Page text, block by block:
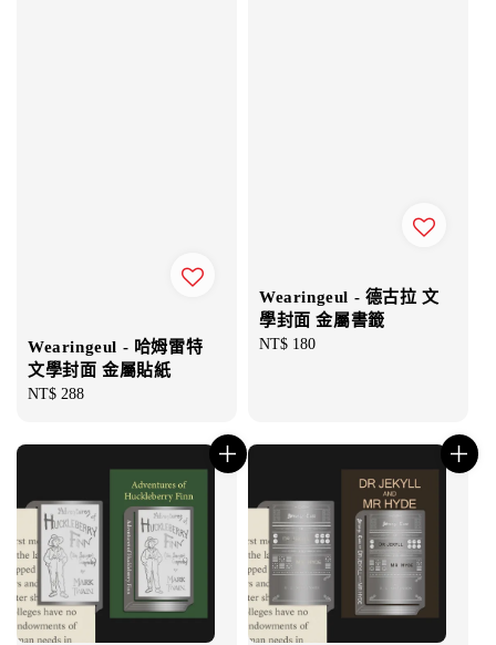
Wearingeul - 哈姆雷特
文學封面 金屬貼紙
Regular
NT$ 288
Wearingeul - 德古拉 文
學封面 金屬書籤
Regular
NT$ 180